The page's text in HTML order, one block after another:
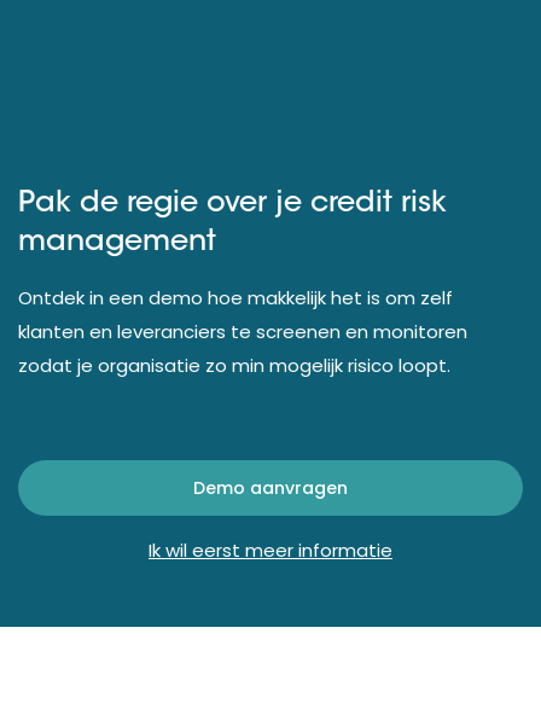
Pak de regie over je credit risk
management
Ontdek in een demo hoe makkelijk het is om zelf
klanten en leveranciers te screenen en monitoren
zodat je organisatie zo min mogelijk risico loopt.
Demo aanvragen
Ik wil eerst meer informatie